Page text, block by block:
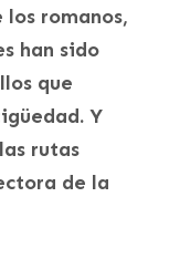
romanos,
han sido
que
Y
rutas
de la